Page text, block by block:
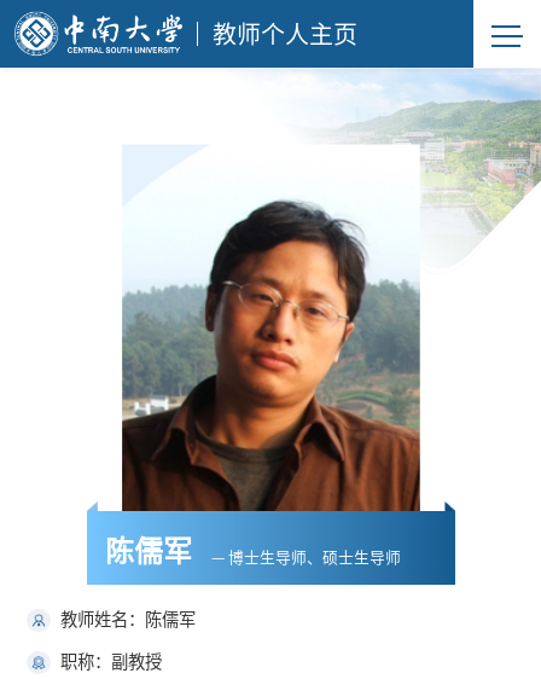
教师个人主页
陈儒军 — 博士生导师、硕士生导师
教师姓名：陈儒军
职称：副教授